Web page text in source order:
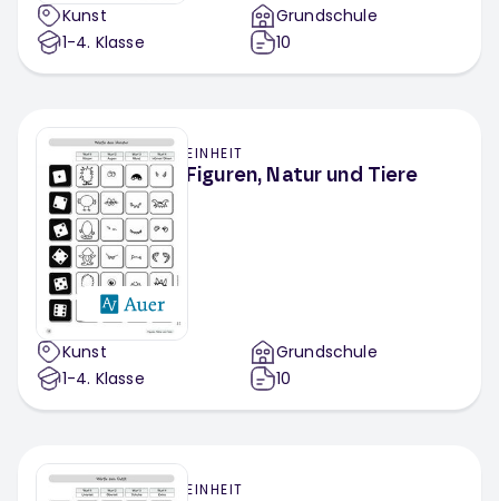
Kunst
1-4. Klasse
Grundschule
10
EINHEIT
Figuren, Natur und Tiere
Kunst
1-4. Klasse
Grundschule
10
EINHEIT